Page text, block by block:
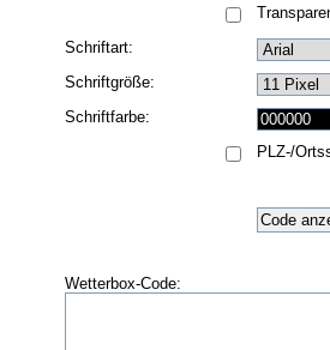
Schriftart:
Schriftgröße:
Schriftfarbe:
PLZ-/
Wetterbox-Code: